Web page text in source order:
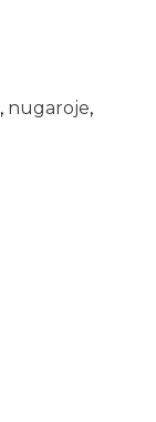
, nugaroje,